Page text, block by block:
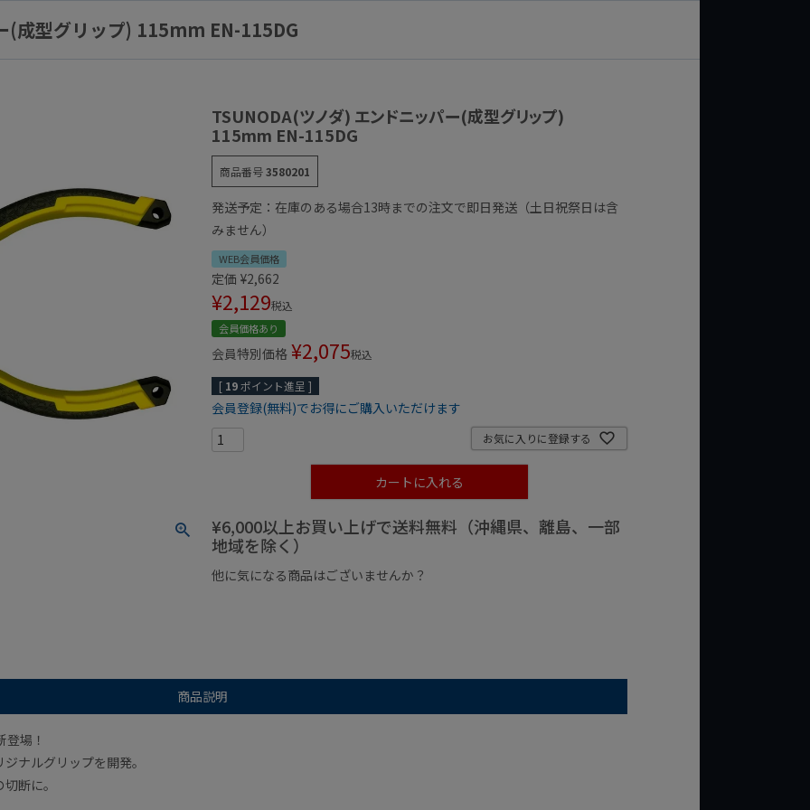
(成型グリップ) 115mm EN-115DG
TSUNODA(ツノダ) エンドニッパー(成型グリップ)
115mm EN-115DG
商品番号3580201
発送予定：在庫のある場合13時までの注文で即日発送（土日祝祭日は含
みません）
WEB会員価格
定価 ¥2,662
¥2,129税込
会員価格あり
会員特別価格 ¥2,075税込
[ 19ポイント進呈 ]
会員登録(無料)でお得にご購入いただけます
お気に入りに登録する
カートに入れる
¥6,000以上お買い上げで送料無料（沖縄県、離島、一部
地域を除く）
他に気になる商品はございませんか？
商品説明
場！
ナルグリップを開発。
断に。